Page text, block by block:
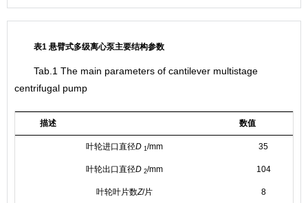
表1 悬臂式多级离心泵主要结构参数
Tab.1 The main parameters of cantilever multistage
centrifugal pump
描述 数值
叶轮进口直径D 1/mm 35
叶轮出口直径D 2/mm 104
叶轮叶片数Z/片 8